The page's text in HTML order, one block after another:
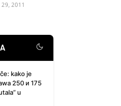
2011
kako je
250 и 175
u